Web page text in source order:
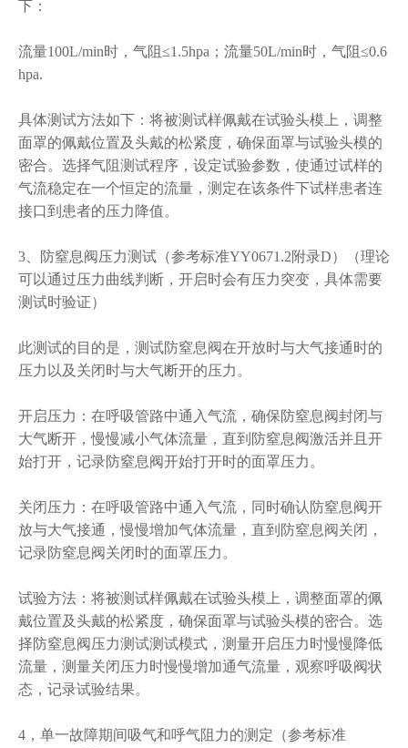
下：
流量100L/min时，气阻≤1.5hpa；流量50L/min时，气阻≤0.6
hpa.
具体测试方法如下：将被测试样佩戴在试验头模上，调整
面罩的佩戴位置及头戴的松紧度，确保面罩与试验头模的
密合。选择气阻测试程序，设定试验参数，使通过试样的
气流稳定在一个恒定的流量，测定在该条件下试样患者连
接口到患者的压力降值。
3、防窒息阀压力测试（参考标准YY0671.2附录D）（理论
可以通过压力曲线判断，开启时会有压力突变，具体需要
测试时验证）
此测试的目的是，测试防窒息阀在开放时与大气接通时的
压力以及关闭时与大气断开的压力。
开启压力：在呼吸管路中通入气流，确保防窒息阀封闭与
大气断开，慢慢减小气体流量，直到防窒息阀激活并且开
始打开，记录防窒息阀开始打开时的面罩压力。
关闭压力：在呼吸管路中通入气流，同时确认防窒息阀开
放与大气接通，慢慢增加气体流量，直到防窒息阀关闭，
记录防窒息阀关闭时的面罩压力。
试验方法：将被测试样佩戴在试验头模上，调整面罩的佩
戴位置及头戴的松紧度，确保面罩与试验头模的密合。选
择防窒息阀压力测试测试模式，测量开启压力时慢慢降低
流量，测量关闭压力时慢慢增加通气流量，观察呼吸阀状
态，记录试验结果。
4，单一故障期间吸气和呼气阻力的测定（参考标准